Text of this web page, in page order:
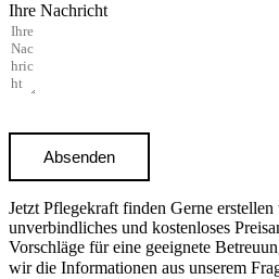
Ihre Nachricht
Absenden
Jetzt Pflegekraft finden Gerne
unverbindliches und kostenloses
Vorschläge für eine geeignete
wir die Informationen aus unserem